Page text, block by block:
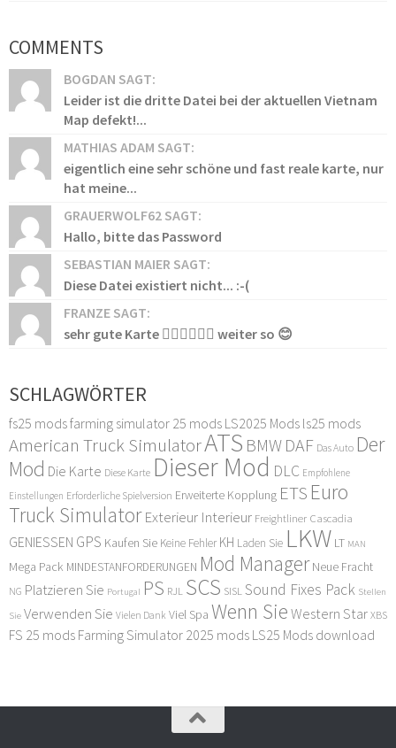
COMMENTS
BOGDAN SAGT:
Leider ist die dritte Datei bei der aktuellen Vietnam
Map defekt!...
MATHIAS ADAM SAGT:
eigentlich eine sehr schöne und fast reale karte, nur
hat meine...
GRAUERWOLF62 SAGT:
Hallo, bitte das Password
SEBASTIAN MAIER SAGT:
Diese Datei existiert nicht... :-(
FRANZE SAGT:
sehr gute Karte 👍🏻👍🏻👍🏻 weiter so 😊
SCHLAGWÖRTER
fs25 modsfarming simulator 25 mods LS2025 Mods ls25 mods
American Truck SimulatorATS BMW DAF Das Auto Der
Mod Die Karte Diese Karte Dieser Mod DLC Empfohlene
Einstellungen Erforderliche Spielversion Erweiterte Kopplung ETS Euro
Truck Simulator Exterieur Interieur Freightliner Cascadia
GENIESSEN GPS Kaufen Sie Keine Fehler KH Laden Sie LKW LT MAN
Mega Pack MINDESTANFORDERUNGEN Mod Manager Neue Fracht
NG Platzieren Sie Portugal PS RJL SCS SISL Sound Fixes Pack Stellen
Sie Verwenden Sie Vielen Dank Viel Spa Wenn Sie Western Star XBS
FS 25 mods Farming Simulator 2025 mods LS25 Mods download